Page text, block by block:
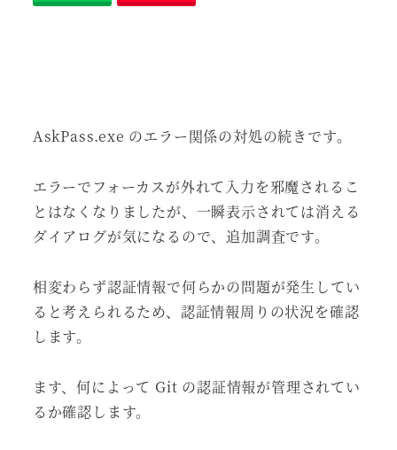
AskPass.exe のエラー関係の対処の続きです。
エラーでフォーカスが外れて入力を邪魔されるこ
とはなくなりましたが、一瞬表示されては消える
ダイアログが気になるので、追加調査です。
相変わらず認証情報で何らかの問題が発生してい
ると考えられるため、認証情報周りの状況を確認
します。
ます、何によって Git の認証情報が管理されてい
るか確認します。